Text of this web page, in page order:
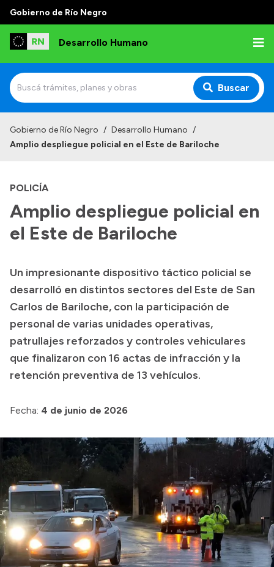
Gobierno de Río Negro
Desarrollo Humano
Buscar
Misión
Delegaciones
Normativa
Transparencia
Presupuesto
Boletín Oficial
Compras y licitaciones
Consulta de expedientes
Convocatorias
Intranet
Login
Gobierno de Río Negro / Desarrollo Humano /
Amplio despliegue policial en el Este de Bariloche
POLICÍA
Amplio despliegue policial en
el Este de Bariloche
Un impresionante dispositivo táctico policial se
desarrolló en distintos sectores del Este de San
Carlos de Bariloche, con la participación de
personal de varias unidades operativas,
patrullajes reforzados y controles vehiculares
que finalizaron con 16 actas de infracción y la
retención preventiva de 13 vehículos.
Fecha: 4 de junio de 2026